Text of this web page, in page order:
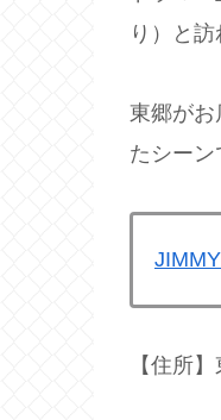
り）と
東郷がお
たシーン
【住所